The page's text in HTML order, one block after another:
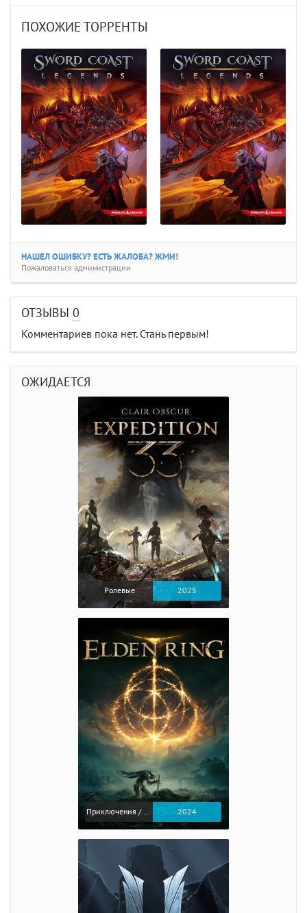
ПОХОЖИЕ ТОРРЕНТЫ
НАШЕЛ ОШИБКУ? ЕСТЬ ЖАЛОБА? ЖМИ!
Пожаловаться администрации
ОТЗЫВЫ 0
Комментариев пока нет. Стань первым!
ОЖИДАЕТСЯ
Ролевые 2025
2024